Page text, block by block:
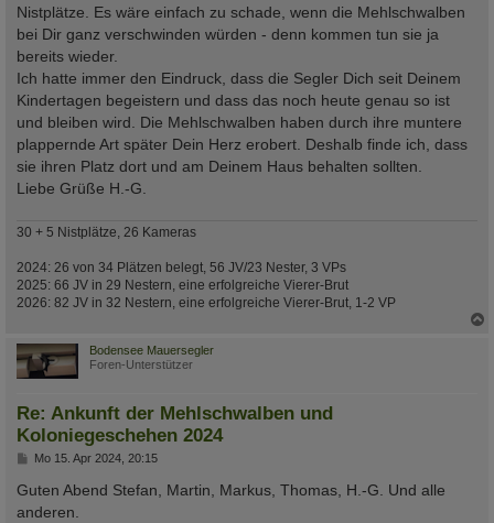
Nistplätze. Es wäre einfach zu schade, wenn die Mehlschwalben
bei Dir ganz verschwinden würden - denn kommen tun sie ja
bereits wieder.
Ich hatte immer den Eindruck, dass die Segler Dich seit Deinem
Kindertagen begeistern und dass das noch heute genau so ist
und bleiben wird. Die Mehlschwalben haben durch ihre muntere
plappernde Art später Dein Herz erobert. Deshalb finde ich, dass
sie ihren Platz dort und am Deinem Haus behalten sollten.
Liebe Grüße H.-G.
30 + 5 Nistplätze, 26 Kameras
2024: 26 von 34 Plätzen belegt, 56 JV/23 Nester, 3 VPs
2025: 66 JV in 29 Nestern, eine erfolgreiche Vierer-Brut
2026: 82 JV in 32 Nestern, eine erfolgreiche Vierer-Brut, 1-2 VP
Bodensee Mauersegler
Foren-Unterstützer
Re: Ankunft der Mehlschwalben und
Koloniegeschehen 2024
B
i
t
r
Mo 15. Apr 2024, 20:15
Guten Abend Stefan, Martin, Markus, Thomas, H.-G. Und alle
anderen.